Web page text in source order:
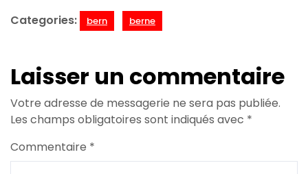
Categories:
bern berne
Laisser un commentaire
Votre adresse de messagerie ne sera pas publiée.
Les champs obligatoires sont indiqués avec *
Commentaire *